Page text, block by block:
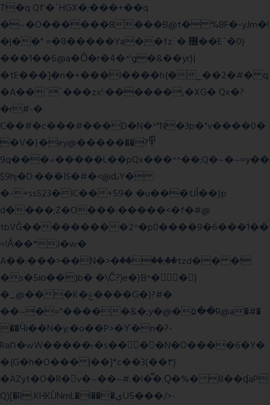
T�q Qf'�`HGX�;���+��q
�~�O������8���B@t� %BF�-yJm�!
�|��" =�8�����Ya��fz`� ޶��E`�0}
���1��6@a�Ȍ�r�4�^'g�&��yr}|
�tE���]�n�+���I����h{�_̣��2�#� q
�A��``���zx!:������,�XG� Qx�?
�r#-�
C��#�c���#���D�N�^"N�3p�"v����0�
�V�}�ey@�����߾?��
9q���ޣ�����L��pQx���^^��;Q�~�~=y��
$9hj�D:���IS�#�<@ԃY�
�-+ssS23�IC��+59� �u���tJǏ��}p
d����;Z�O���:�����<�f�#@
tbVĞ���������2^�p0����9�6���1��
=!Ǎ��*J�w�
A��:���>��N�>�ٝ����;��tzd�� �!
�s�5ю��)b� �\Ĉ?)e�}B^��}
�_@���K�ݝ����G�)?#�
��~�="�����&�;y�@�۵��R@a�#�
��Ӵi��N�y;�o��P>�ϒ�n�?­
Raח�wW�����˫�s����N�O����6�Y�
�{G�h�O��� |��]*c��3(��٣}
�AZyt�O�R�v�~��~#.�l�̿�.Ԛ�%� 8��ʠaP
Q)[�R.KHKÙNmL�l���ېU5���/>-